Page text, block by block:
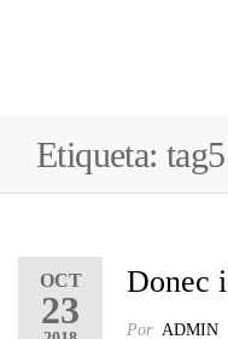
Etiqueta:tag5
OCT
23
Donec
Por ADMIN